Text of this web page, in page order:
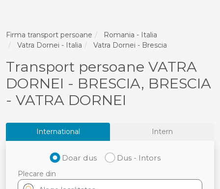
Firma transport persoane
Romania - Italia
Vatra Dornei - Italia
Vatra Dornei - Brescia
Transport persoane VATRA
DORNEI - BRESCIA, BRESCIA
- VATRA DORNEI
International Intern
Doar dus Dus - Intors
Plecare din